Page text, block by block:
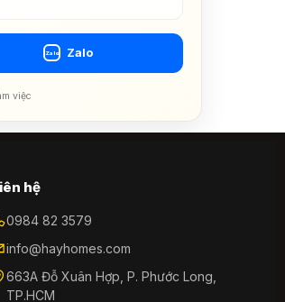
Zalo Zalo
việc
hệ
0984 82 3579
info@hayhomes.com
663A Đỗ Xuân Hợp, P. Phước Long,
TP.HCM